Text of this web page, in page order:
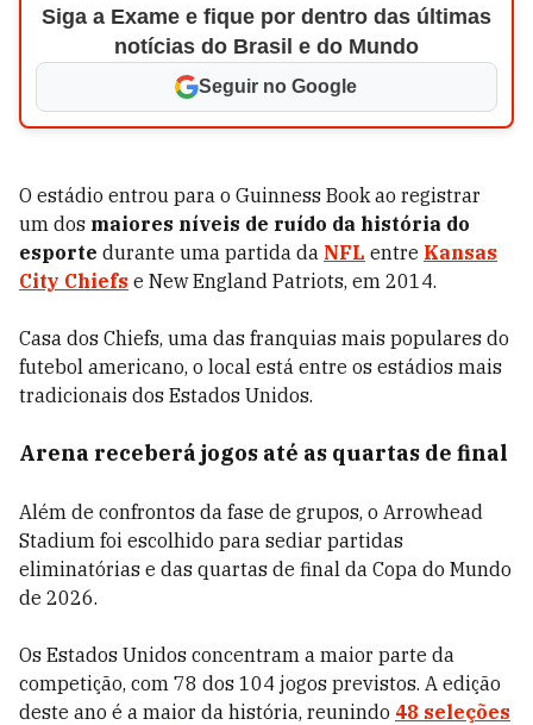
Siga a Exame e fique por dentro das últimas
notícias do Brasil e do Mundo
Seguir no Google
O estádio entrou para o Guinness Book ao registrar
um dos maiores níveis de ruído da história do
esporte durante uma partida da NFL entre Kansas
City Chiefs e New England Patriots, em 2014.
Casa dos Chiefs, uma das franquias mais populares do
futebol americano, o local está entre os estádios mais
tradicionais dos Estados Unidos.
Arena receberá jogos até as quartas de final
Além de confrontos da fase de grupos, o Arrowhead
Stadium foi escolhido para sediar partidas
eliminatórias e das quartas de final da Copa do Mundo
de 2026.
Os Estados Unidos concentram a maior parte da
competição, com 78 dos 104 jogos previstos. A edição
deste ano é a maior da história, reunindo 48 seleções